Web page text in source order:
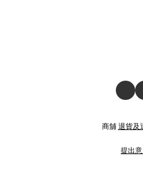
商舖 退貨及
提出